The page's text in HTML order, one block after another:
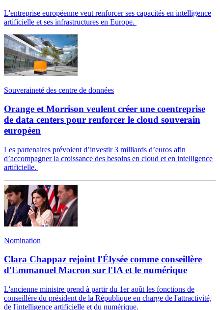
L'entreprise européenne veut renforcer ses capacités en intelligence
artificielle et ses infrastructures en Europe.
Souveraineté des centre de données
Orange et Morrison veulent créer une coentreprise
de data centers pour renforcer le cloud souverain
européen
Les partenaires prévoient d’investir 3 milliards d’euros afin
d’accompagner la croissance des besoins en cloud et en intelligence
artificielle.
Nomination
Clara Chappaz rejoint l'Élysée comme conseillère
d'Emmanuel Macron sur l'IA et le numérique
L'ancienne ministre prend à partir du 1er août les fonctions de
conseillère du président de la République en charge de l'attractivité,
de l'intelligence artificielle et du numérique.